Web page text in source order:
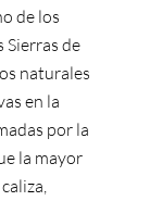
de los
Sierras de
naturales
en la
por la
la mayor